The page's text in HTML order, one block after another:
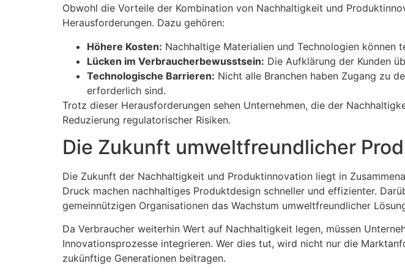
Obwohl die Vorteile der Kombination von Nachhaltigkeit und
Herausforderungen. Dazu gehören:
Höhere Kosten: Nachhaltige Materialien und Technologien können
Lücken im Verbraucherbewusstsein: Die Aufklärung der Kunden
Technologische Barrieren: Nicht alle Branchen haben Zugang zu
erforderlich sind.
Trotz dieser Herausforderungen sehen Unternehmen, die der
Reduzierung regulatorischer Risiken.
Die Zukunft umweltfreundlicher
Die Zukunft der Nachhaltigkeit und Produktinnovation liegt in
Druck machen nachhaltiges Produktdesign schneller und effizienter.
gemeinnützigen Organisationen das Wachstum umweltfreundlicher
Da Verbraucher weiterhin Wert auf Nachhaltigkeit legen, müssen
Innovationsprozesse integrieren. Wer dies tut, wird nicht nur die
zukünftige Generationen beitragen.